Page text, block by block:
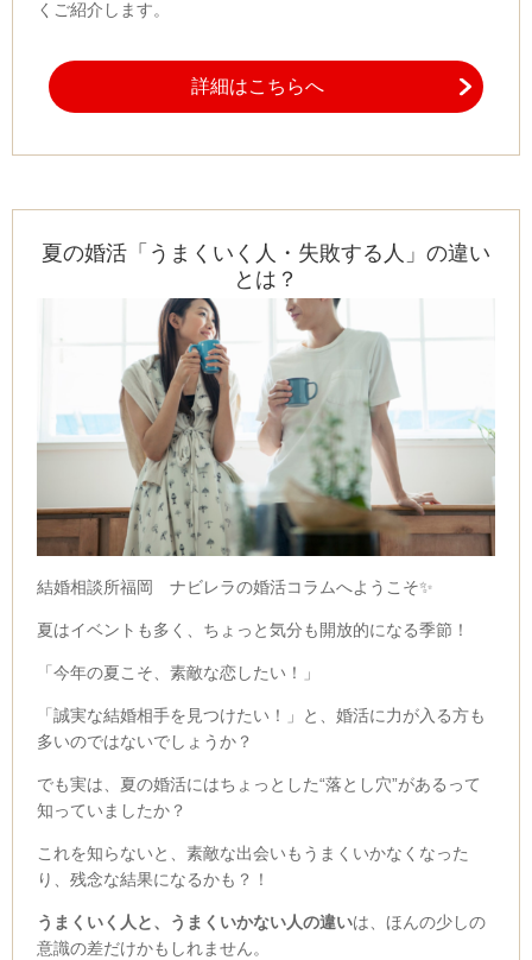
くご紹介します。
詳細はこちらへ
夏の婚活「うまくいく人・失敗する人」の違い
とは？
結婚相談所福岡 ナビレラの婚活コラムへようこそ✨
夏はイベントも多く、ちょっと気分も開放的になる季節！
「今年の夏こそ、素敵な恋したい！」
「誠実な結婚相手を見つけたい！」と、婚活に力が入る方も
多いのではないでしょうか？
でも実は、夏の婚活にはちょっとした“落とし穴”があるって
知っていましたか？
これを知らないと、素敵な出会いもうまくいかなくなった
り、残念な結果になるかも？！
うまくいく人と、うまくいかない人の違いは、ほんの少しの
意識の差だけかもしれません。